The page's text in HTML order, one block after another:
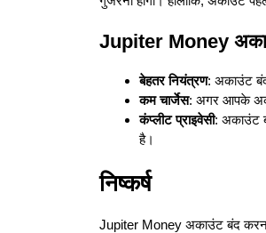
Jupiter Money
बेहतर नियंत्रण: अकाउंट
कम चार्जेस: अगर आपके
कंप्लीट प्राइवेसी: अकाउंट
है।
निष्कर्ष
Jupiter Money अकाउंट बंद